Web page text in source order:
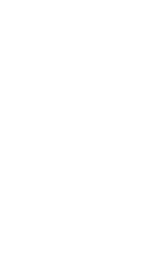
hơi nhanh chóng.